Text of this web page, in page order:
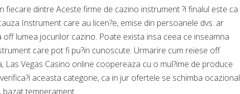
fiecare dintre Aceste firme de cazino instrument ?i finalul este ca
Instrument care au licen?e, emise din persoanele dvs. ar
lumea jocurilor cazino. Poate exista insa ceea ce inseamna
care pot fi pu?in cunoscute. Urmarire cum reiese off
Las Vegas Casino online coopereaza cu o mul?ime de produce
aceasta categorie, ca in jur ofertele se schimba ocazional
bazat temperament.